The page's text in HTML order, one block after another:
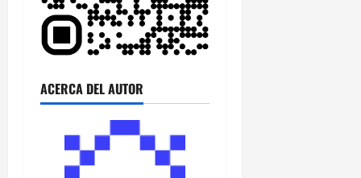
ACERCA DEL AUTOR